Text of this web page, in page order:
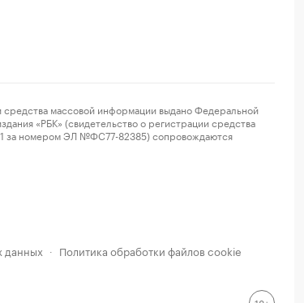
массовой информации выдано Федеральной
«РБК» (свидетельство о регистрации средства
за номером ЭЛ №ФС77-82385) сопровождаются
данных · Политика обработки файлов cookie